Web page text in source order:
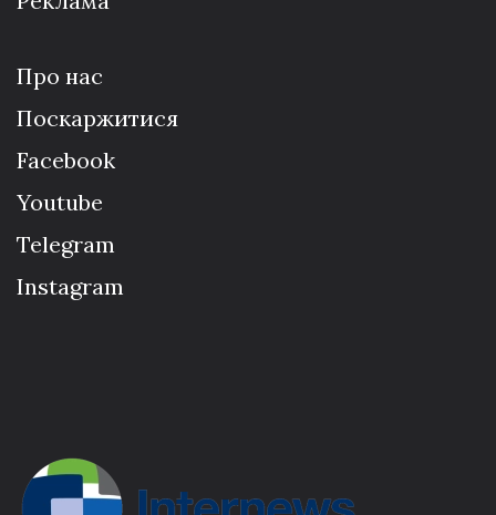
Про нас
Поскаржитися
Facebook
Youtube
Telegram
Instagram